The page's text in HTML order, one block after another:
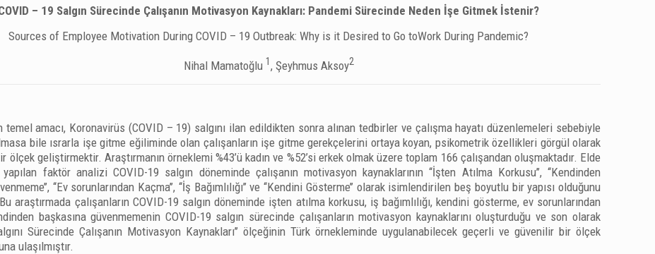
– 19 Salgın Sürecinde Çalışanın Motivasyon Kaynakları: Pandemi Sürecinde Neden İşe Gitmek İstenir?
Sources of Employee Motivation During COVID – 19 Outbreak: Why is it Desired to Go toWork During Pandemic?
Nihal Mamatoğlu 1, Şeyhmus Aksoy2
temel amacı, Koronavirüs (COVID – 19) salgını ilan edildikten sonra alınan tedbirler ve çalışma hayatı düzenlemeleri sebebiyle
bile ısrarla işe gitme eğiliminde olan çalışanların işe gitme gerekçelerini ortaya koyan, psikometrik özellikleri görgül olarak
ölçek geliştirmektir. Araştırmanın örneklemi %43’ü kadın ve %52’si erkek olmak üzere toplam 166 çalışandan oluşmaktadır. Elde
faktör analizi COVID-19 salgın döneminde çalışanın motivasyon kaynaklarının ‘‘İşten Atılma Korkusu’’, ‘‘Kendinden
‘‘Ev sorunlarından Kaçma’’, ‘‘İş Bağımlılığı’’ ve ‘‘Kendini Gösterme’’ olarak isimlendirilen beş boyutlu bir yapısı olduğunu
araştırmada çalışanların COVID-19 salgın döneminde işten atılma korkusu, iş bağımlılığı, kendini gösterme, ev sorunlarından
başkasına güvenmemenin COVID-19 salgın sürecinde çalışanların motivasyon kaynaklarını oluşturduğu ve son olarak
Sürecinde Çalışanın Motivasyon Kaynakları’’ ölçeğinin Türk örnekleminde uygulanabilecek geçerli ve güvenilir bir ölçek
ulaşılmıştır.